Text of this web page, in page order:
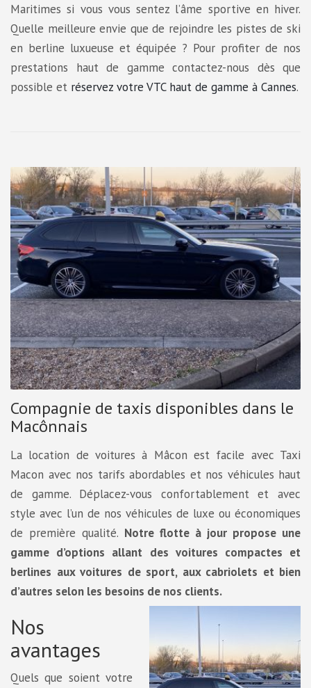
Maritimes si vous vous sentez l’âme sportive en hiver.
Quelle meilleure envie que de rejoindre les pistes de ski
en berline luxueuse et équipée ? Pour profiter de nos
prestations haut de gamme contactez-nous dès que
possible et réservez votre VTC haut de gamme à Cannes.
Compagnie de taxis disponibles dans le
Macônnais
La location de voitures à Mâcon est facile avec Taxi
Macon avec nos tarifs abordables et nos véhicules haut
de gamme. Déplacez-vous confortablement et avec
style avec l’un de nos véhicules de luxe ou économiques
de première qualité. Notre flotte à jour propose une
gamme d’options allant des voitures compactes et
berlines aux voitures de sport, aux cabriolets et bien
d’autres selon les besoins de nos clients.
Nos
avantages
Quels que soient votre